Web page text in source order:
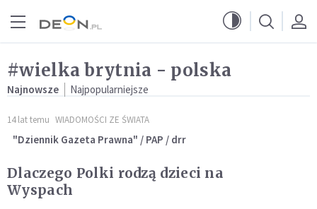
#wielka brytnia - polska
Najnowsze Najpopularniejsze
14 lat temu WIADOMOŚCI ZE ŚWIATA
"Dziennik Gazeta Prawna" / PAP / drr
Dlaczego Polki rodzą dzieci na
Wyspach